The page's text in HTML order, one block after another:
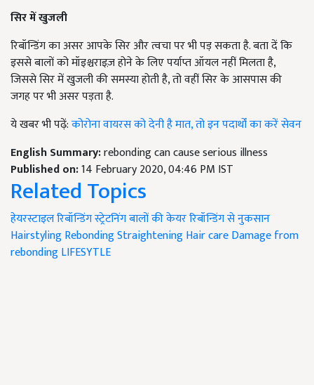
सिर में खुजली
रिबॉन्डिंग का असर आपके सिर और त्वचा पर भी पड़ सकता है. बता दें कि
इससे बालों को मॉइश्चराइज़ होने के लिए पर्याप्त ऑयल नहीं मिलता है,
जिससे सिर में खुजली की समस्या होती है, तो वहीं सिर के आसपास की
जगह पर भी असर पड़ता है.
ये खबर भी पढ़ें:कोरोना वायरस को देनी है मात, तो इन पदार्थों का करें सेवन
English Summary:rebonding can cause serious illness
Published on:14 February 2020, 04:46 PM IST
Related Topics
हेयरस्टाइलरिबॉन्डिंगस्ट्रेटनिंगबालों की केयररिबॉन्डिंग से नुकसान
HairstylingRebondingStraighteningHair careDamage from
rebondingLIFESYTLE